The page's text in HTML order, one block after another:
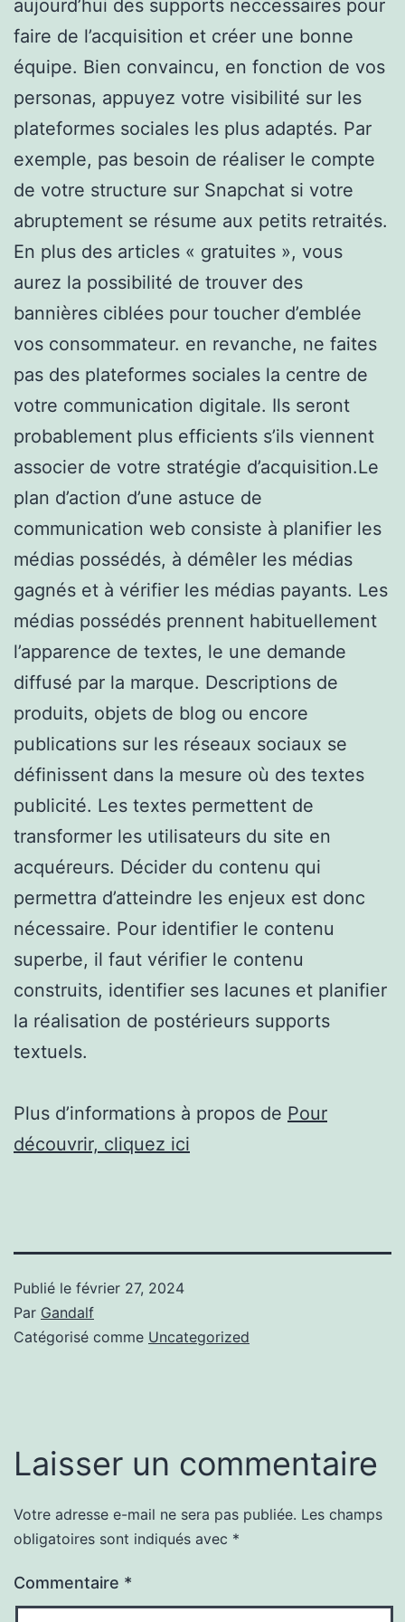
aujourd’hui des supports neccessaires pour
faire de l’acquisition et créer une bonne
équipe. Bien convaincu, en fonction de vos
personas, appuyez votre visibilité sur les
plateformes sociales les plus adaptés. Par
exemple, pas besoin de réaliser le compte
de votre structure sur Snapchat si votre
abruptement se résume aux petits retraités.
En plus des articles « gratuites », vous
aurez la possibilité de trouver des
bannières ciblées pour toucher d’emblée
vos consommateur. en revanche, ne faites
pas des plateformes sociales la centre de
votre communication digitale. Ils seront
probablement plus efficients s’ils viennent
associer de votre stratégie d’acquisition.Le
plan d’action d’une astuce de
communication web consiste à planifier les
médias possédés, à démêler les médias
gagnés et à vérifier les médias payants. Les
médias possédés prennent habituellement
l’apparence de textes, le une demande
diffusé par la marque. Descriptions de
produits, objets de blog ou encore
publications sur les réseaux sociaux se
définissent dans la mesure où des textes
publicité. Les textes permettent de
transformer les utilisateurs du site en
acquéreurs. Décider du contenu qui
permettra d’atteindre les enjeux est donc
nécessaire. Pour identifier le contenu
superbe, il faut vérifier le contenu
construits, identifier ses lacunes et planifier
la réalisation de postérieurs supports
textuels.
Plus d’informations à propos de Pour
découvrir, cliquez ici
Publié le février 27, 2024
Par Gandalf
Catégorisé comme Uncategorized
Laisser un commentaire
Votre adresse e-mail ne sera pas publiée. Les champs
obligatoires sont indiqués avec *
Commentaire *